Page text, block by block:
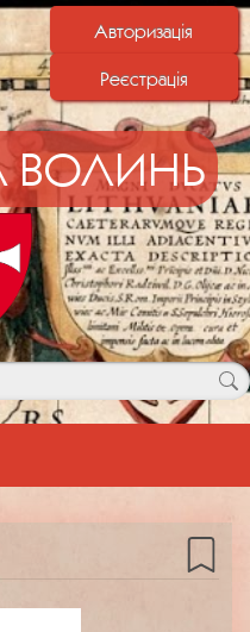
Авторизація
Реєстрація
ВОЛИНЬ